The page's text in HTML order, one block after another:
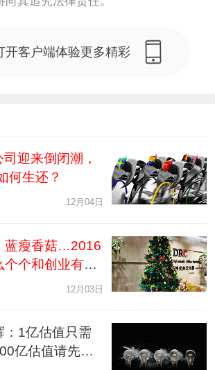
开客户端体验更多精彩
迎来倒闭潮，
何生还？
12月04日
蓝瘦香菇…2016
个个和创业有
12月03日
：1亿估值只需
亿估值请先成